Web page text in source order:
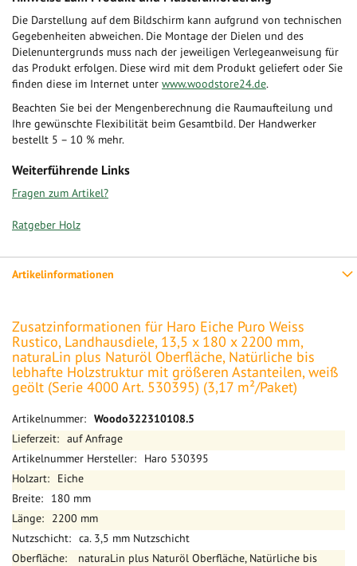
Die Darstellung auf dem Bildschirm kann aufgrund von technischen
Gegebenheiten abweichen. Die Montage der Dielen und des
Dielenuntergrunds muss nach der jeweiligen Verlegeanweisung für
das Produkt erfolgen. Diese wird mit dem Produkt geliefert oder Sie
finden diese im Internet unter www.woodstore24.de.
Beachten Sie bei der Mengenberechnung die Raumaufteilung und
Ihre gewünschte Flexibilität beim Gesamtbild. Der Handwerker
bestellt 5 – 10 % mehr.
Weiterführende Links
Fragen zum Artikel?
Ratgeber Holz
Artikelinformationen
Zusatzinformationen für Haro Eiche Puro Weiss
Rustico, Landhausdiele, 13,5 x 180 x 2200 mm,
naturaLin plus Naturöl Oberfläche, Natürliche bis
lebhafte Holzstruktur mit größeren Astanteilen, weiß
geölt (Serie 4000 Art. 530395) (3,17 m²/Paket)
Mehr
Informationen
Woodo322310108.5
auf Anfrage
Haro 530395
Eiche
180 mm
2200 mm
ca. 3,5 mm Nutzschicht
naturaLin plus Naturöl Oberfläche, Natürliche bis